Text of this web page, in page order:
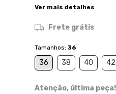
Ver mais detalhes
Frete grátis
Tamanhos: 36
36 38 40 42
Atenção, última peça!